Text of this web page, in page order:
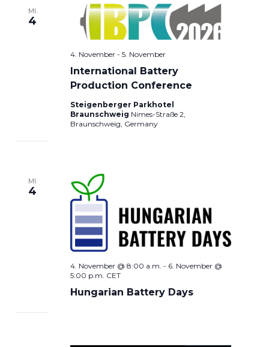
MI.
4
International Battery
Production Conference
4. November- 5. November
Steigenberger Parkhotel
Braunschweig Nimes-Straße 2,
Braunschweig, Germany
MI.
4
Hungarian Battery Days
4. November @ 8:00 a.m. - 6. November @
5:00 p.m. CET